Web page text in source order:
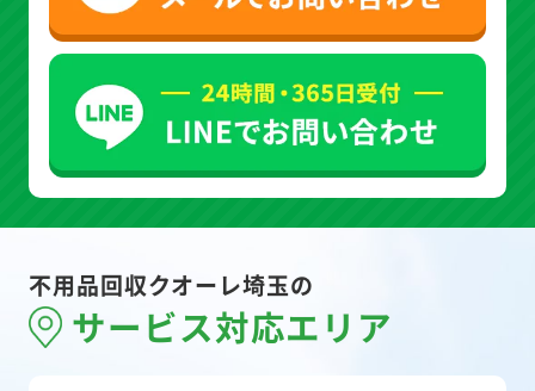
不用品回収クオーレ埼玉の
サービス対応エリア